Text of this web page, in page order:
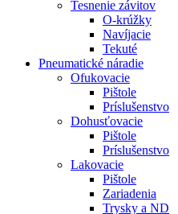
Tesnenie závitov
O-krúžky
Navíjacie
Tekuté
Pneumatické náradie
Ofukovacie
Pištole
Príslušenstvo
Dohusťovacie
Pištole
Príslušenstvo
Lakovacie
Pištole
Zariadenia
Trysky a ND